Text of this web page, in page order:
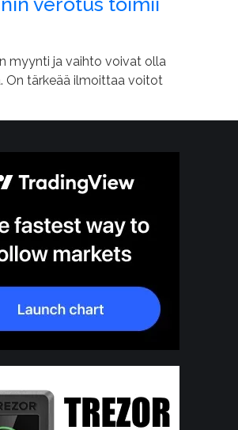
myynti ja vaihto voivat olla
On tärkeää ilmoittaa voitot